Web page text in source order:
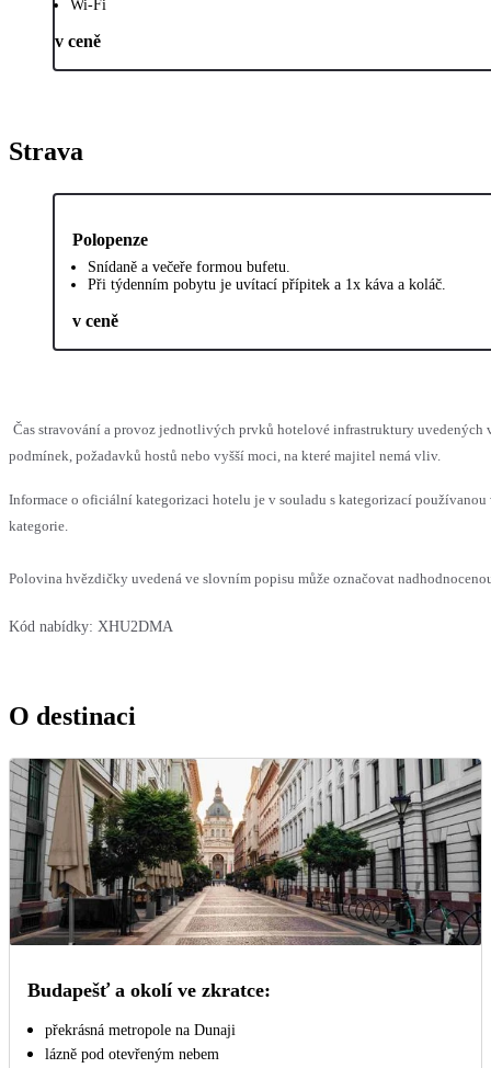
Wi-Fi
v ceně
Strava
Polopenze
Snídaně a večeře formou bufetu.
Při týdenním pobytu je uvítací přípitek a 1x káva a koláč.
v ceně
Čas stravování a provoz jednotlivých prvků hotelové infrastruktury uvedených
podmínek, požadavků hostů nebo vyšší moci, na které majitel nemá vliv.
Informace o oficiální kategorizaci hotelu je v souladu s kategorizací
kategorie.
Polovina hvězdičky uvedená ve slovním popisu může označovat
Kód nabídky: XHU2DMA
O destinaci
Budapešť a okolí ve zkratce:
překrásná metropole na Dunaji
lázně pod otevřeným nebem